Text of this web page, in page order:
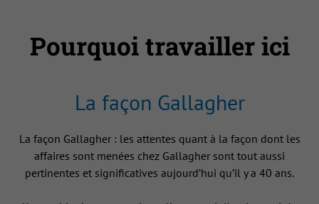
Pourquoi travailler ici
La façon Gallagher
La façon Gallagher : les attentes quant à la façon dont les
affaires sont menées chez Gallagher sont tout aussi
pertinentes et significatives aujourd’hui qu’il y a 40 ans.